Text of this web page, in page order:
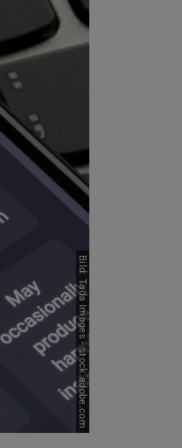
Bild: Tada Images - stock.adobe.com